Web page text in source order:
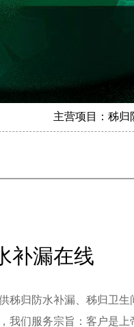
主营项目：秭归
补漏在线
归防水补漏、秭归卫生
我们服务宗旨：客户是上